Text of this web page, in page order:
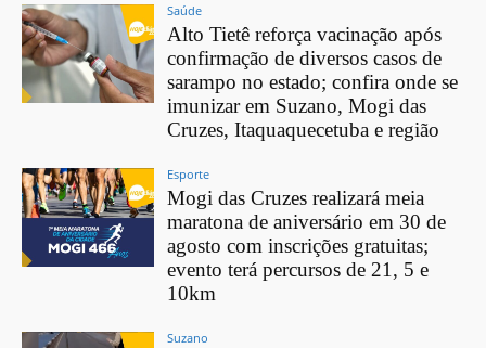
Saúde
Alto Tietê reforça vacinação após
confirmação de diversos casos de
sarampo no estado; confira onde se
imunizar em Suzano, Mogi das
Cruzes, Itaquaquecetuba e região
Esporte
Mogi das Cruzes realizará meia
maratona de aniversário em 30 de
agosto com inscrições gratuitas;
evento terá percursos de 21, 5 e
10km
Suzano